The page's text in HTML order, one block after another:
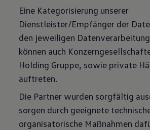
Eine Kategorisierung unserer
Dienstleister/Empfänger der
den jeweiligen
können auch
Holding Gruppe, sowie private
auftreten.
Die Partner wurden sorgfältig
sorgen durch geeignete
organisatorische Maßnahmen